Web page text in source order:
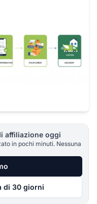
affiliazione oggi
in pochi minuti. Nessuna
di 30 giorni